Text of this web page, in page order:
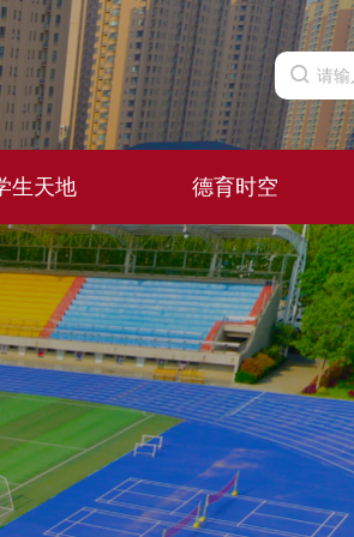
生天地 德育时空